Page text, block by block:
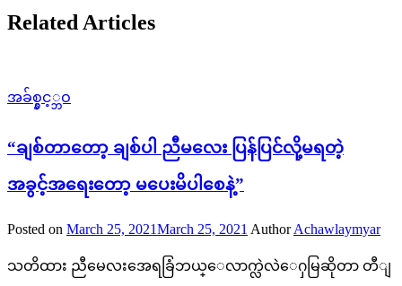
Related Articles
အခ်စ္နွင့္ဘဝ
“ချစ်တာတော့ ချစ်ပါ ညီမလေး ပြန်ပြင်လို့မရတဲ့
အခွင့်အရေးတော့ မပေးမိပါစေနဲ့”
Posted on March 25, 2021March 25, 2021 Author Achawlaymyar
သတိထား ညီမေလးအေရခြံဘယ္ေလာက္လဲလဲေႁမြဆိုတာ တီျ